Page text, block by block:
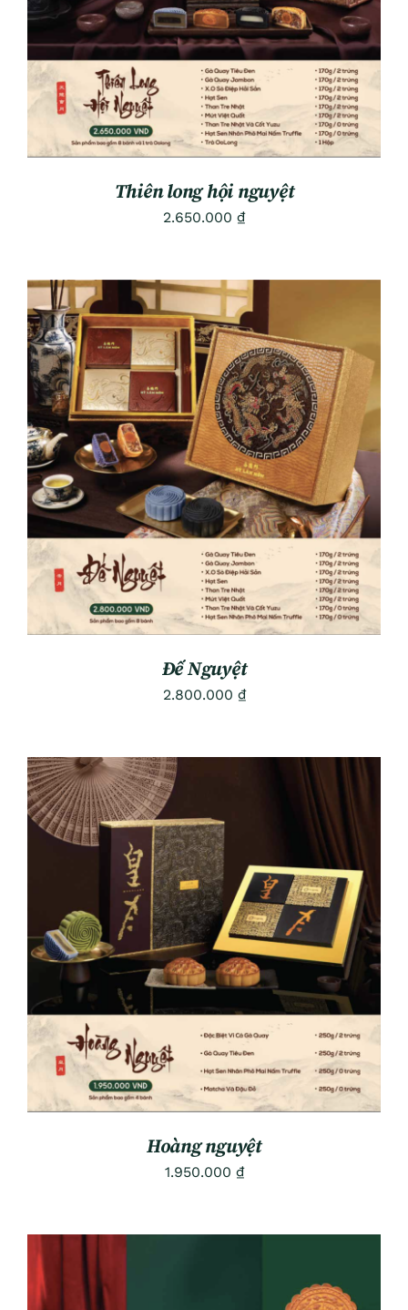
Thiên long hội nguyệt
2.650.000 ₫
ADD TO CART
/
DETAILS
Đế Nguyệt
2.800.000 ₫
ADD TO CART
/
DETAILS
Hoàng nguyệt
1.950.000 ₫